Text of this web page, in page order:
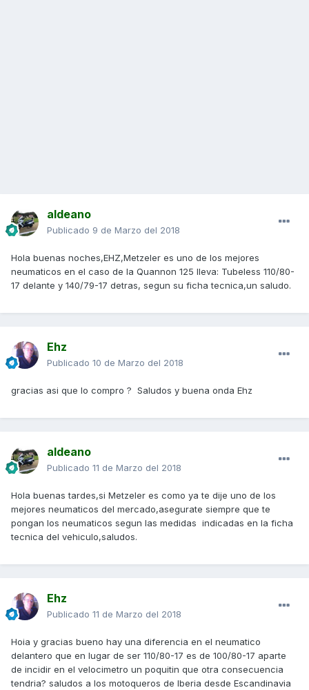
aldeano
Publicado 9 de Marzo del 2018
Hola buenas noches,EHZ,Metzeler es uno de los mejores
neumaticos en el caso de la Quannon 125 lleva: Tubeless 110/80-
17 delante y 140/79-17 detras, segun su ficha tecnica,un saludo.
Ehz
Publicado 10 de Marzo del 2018
gracias asi que lo compro ? Saludos y buena onda Ehz
aldeano
Publicado 11 de Marzo del 2018
Hola buenas tardes,si Metzeler es como ya te dije uno de los
mejores neumaticos del mercado,asegurate siempre que te
pongan los neumaticos segun las medidas indicadas en la ficha
tecnica del vehiculo,saludos.
Ehz
Publicado 11 de Marzo del 2018
Hoia y gracias bueno hay una diferencia en el neumatico
delantero que en lugar de ser 110/80-17 es de 100/80-17 aparte
de incidir en el velocimetro un poquitin que otra consecuencia
tendria? saludos a los motoqueros de Iberia desde Escandinavia